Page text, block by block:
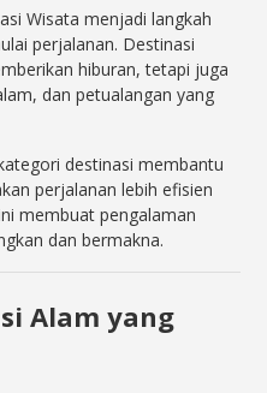
Wisata menjadi langkah
perjalanan. Destinasi
hiburan, tetapi juga
dan petualangan yang
destinasi membantu
perjalanan lebih efisien
membuat pengalaman
dan bermakna.
Alam yang